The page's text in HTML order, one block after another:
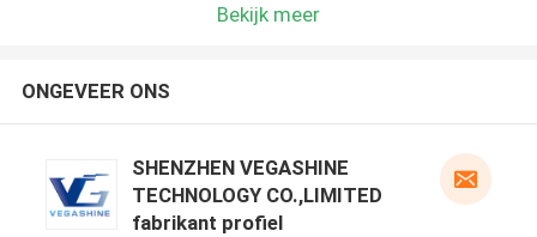
Bekijk meer
ONGEVEER ONS
SHENZHEN VEGASHINE
TECHNOLOGY CO.,LIMITED
fabrikant profiel